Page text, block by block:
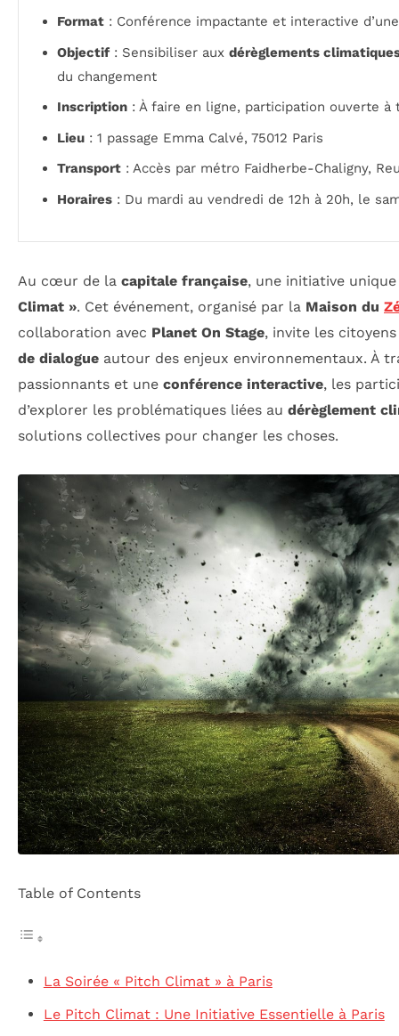
Format : Conférence impactante et interactive
Objectif : Sensibiliser aux dérèglements
du changement
Inscription : À faire en ligne, participation ouverte à
Lieu : 1 passage Emma Calvé, 75012 Paris
Transport : Accès par métro Faidherbe-Chaligny,
Horaires : Du mardi au vendredi de 12h à 20h, le
Au cœur de la capitale française, une initiative
Climat ». Cet événement, organisé par la Maison du
collaboration avec Planet On Stage, invite les
de dialogue autour des enjeux environnementaux. À
passionnants et une conférence interactive, les
d’explorer les problématiques liées au dérèglement
solutions collectives pour changer les choses.
Table of Contents
La Soirée « Pitch Climat » à Paris
Le Pitch Climat : Une Initiative Essentielle à Paris